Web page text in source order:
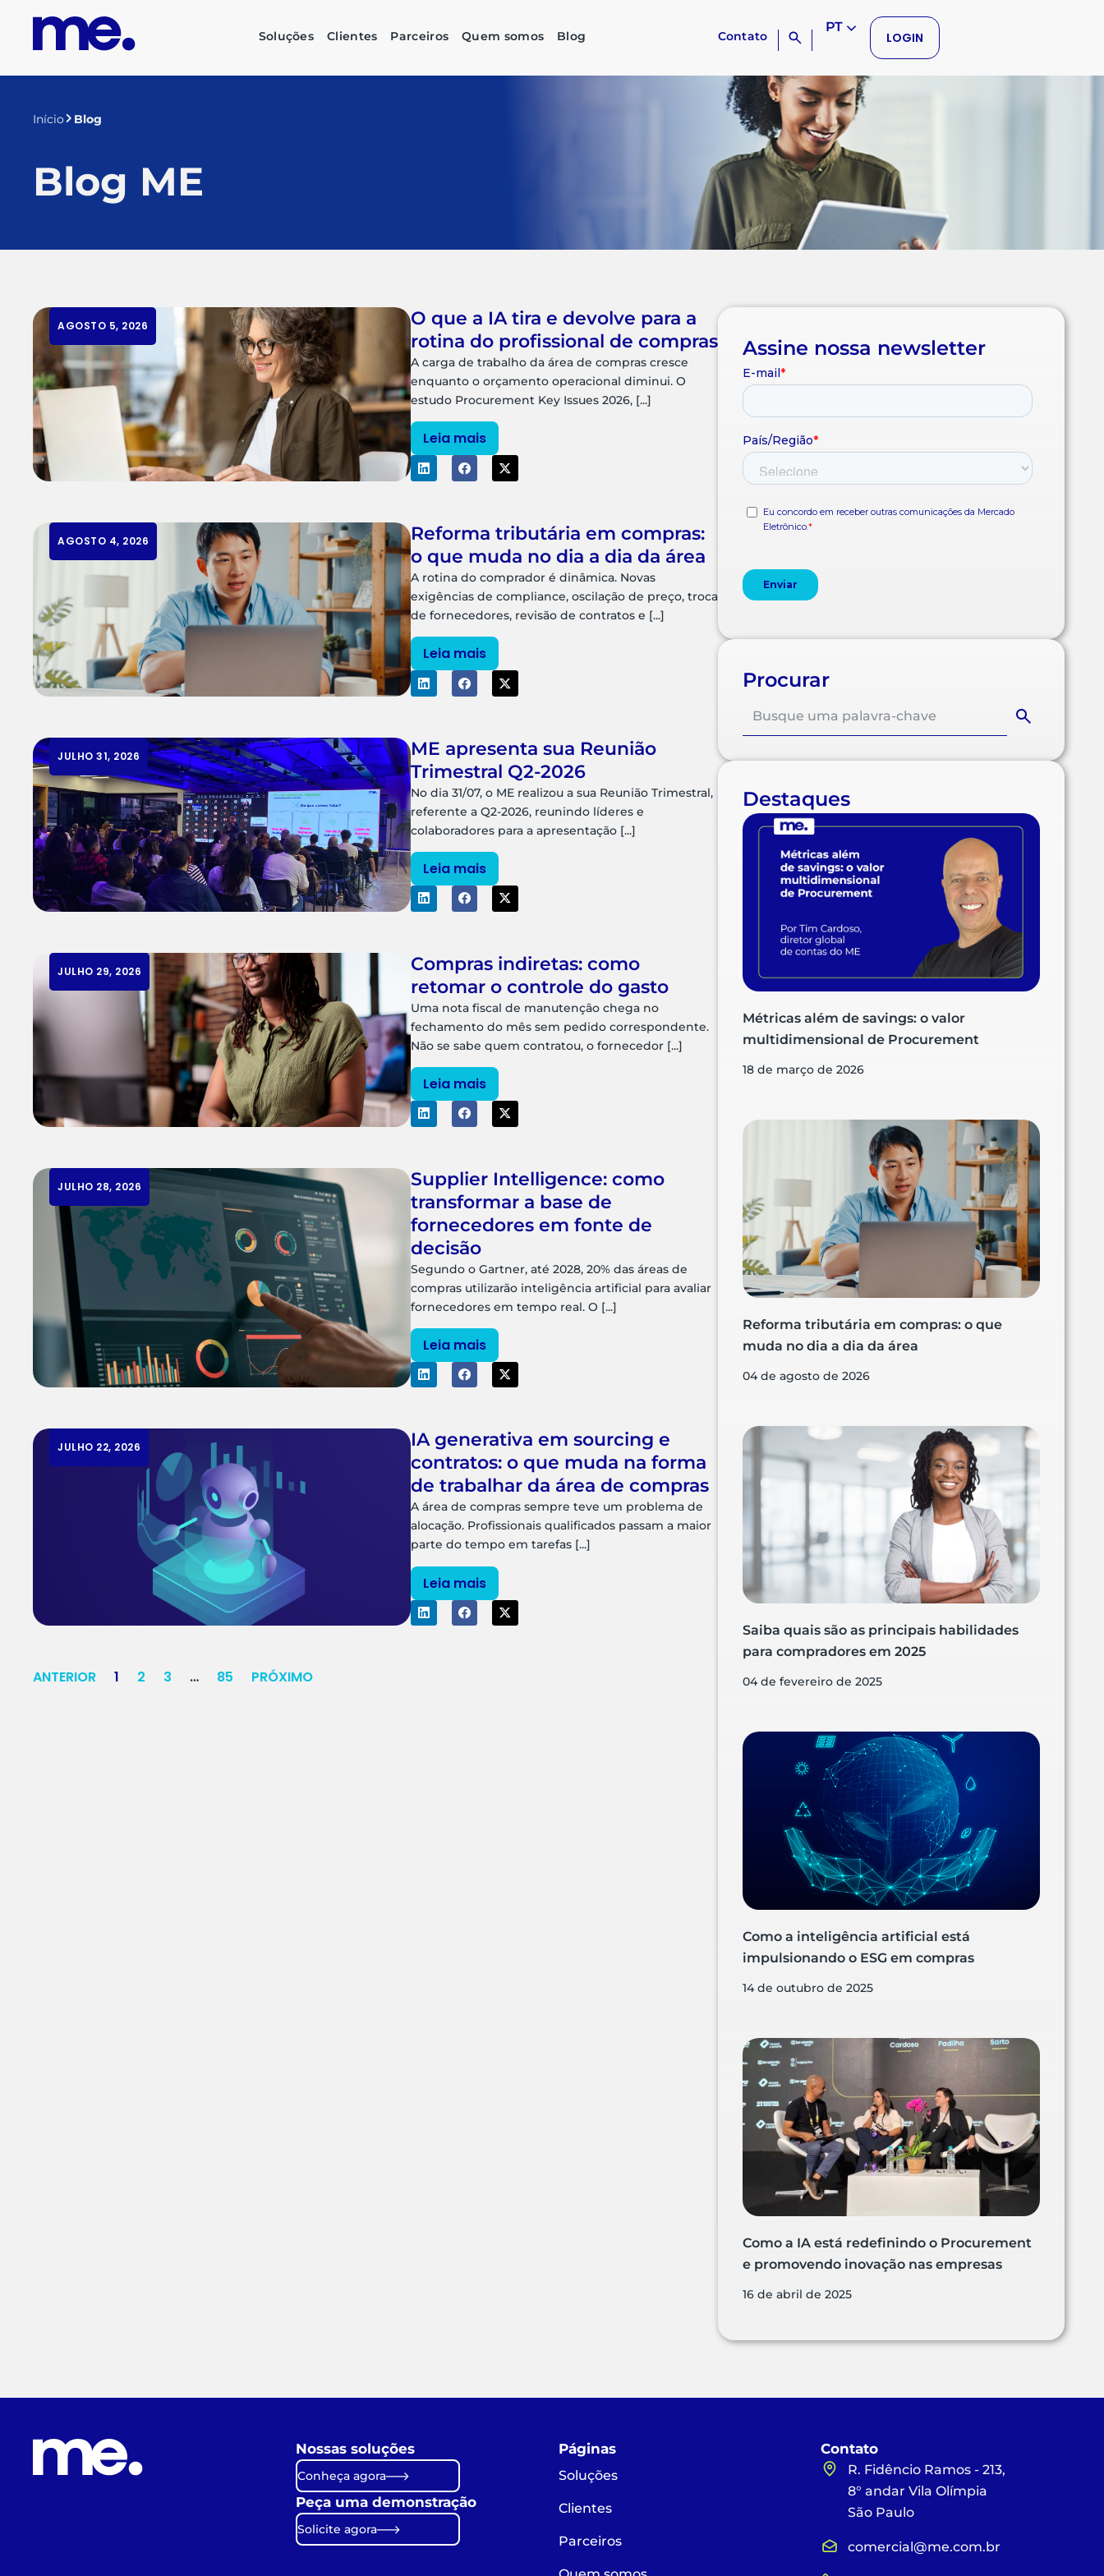
Soluções Clientes Parceiros Quem somos Blog Contato
PT
LOGIN
Início Blog
Blog ME
AGOSTO 5, 2026
O que a IA tira e devolve para a
rotina do profissional de compras
A carga de trabalho da área de compras cresce
enquanto o orçamento operacional diminui. O
estudo Procurement Key Issues 2026, [...]
Leia mais
AGOSTO 4, 2026
Reforma tributária em compras:
o que muda no dia a dia da área
A rotina do comprador é dinâmica. Novas
exigências de compliance, oscilação de preço, troca
de fornecedores, revisão de contratos e [...]
Leia mais
JULHO 31, 2026
ME apresenta sua Reunião
Trimestral Q2-2026
No dia 31/07, o ME realizou a sua Reunião Trimestral,
referente a Q2-2026, reunindo líderes e
colaboradores para a apresentação [...]
Leia mais
JULHO 29, 2026
Compras indiretas: como
retomar o controle do gasto
Uma nota fiscal de manutenção chega no
fechamento do mês sem pedido correspondente.
Não se sabe quem contratou, o fornecedor [...]
Leia mais
JULHO 28, 2026
Supplier Intelligence: como
transformar a base de
fornecedores em fonte de
decisão
Segundo o Gartner, até 2028, 20% das áreas de
compras utilizarão inteligência artificial para avaliar
fornecedores em tempo real. O [...]
Leia mais
JULHO 22, 2026
IA generativa em sourcing e
contratos: o que muda na forma
de trabalhar da área de compras
A área de compras sempre teve um problema de
alocação. Profissionais qualificados passam a maior
parte do tempo em tarefas [...]
Leia mais
ANTERIOR 1 2 3 … 85 PRÓXIMO
Assine nossa newsletter
Procurar
Destaques
Métricas além de savings: o valor
multidimensional de Procurement
18 de março de 2026
Reforma tributária em compras: o que
muda no dia a dia da área
04 de agosto de 2026
Saiba quais são as principais habilidades
para compradores em 2025
04 de fevereiro de 2025
Como a inteligência artificial está
impulsionando o ESG em compras
14 de outubro de 2025
Como a IA está redefinindo o Procurement
e promovendo inovação nas empresas
16 de abril de 2025
Nossas soluções
Conheça agora
Peça uma demonstração
Solicite agora
Páginas
Soluções
Clientes
Parceiros
Contato
R. Fidêncio Ramos - 213,
8° andar Vila Olímpia
São Paulo
comercial@me.com.br